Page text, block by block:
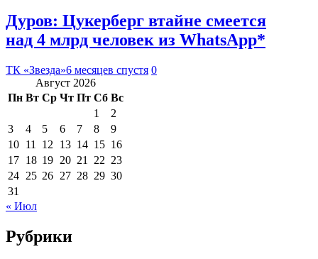
Дуров: Цукерберг втайне смеется
над 4 млрд человек из WhatsApp*
ТК «Звезда»6 месяцев спустя 0
Август 2026
Пн Вт Ср Чт Пт Сб Вс
1
2
3
4 5 6 7 8
9
10 11 12 13 14 15 16
17 18 19 20 21 22 23
24 25 26 27 28 29 30
31
« Июл
Рубрики